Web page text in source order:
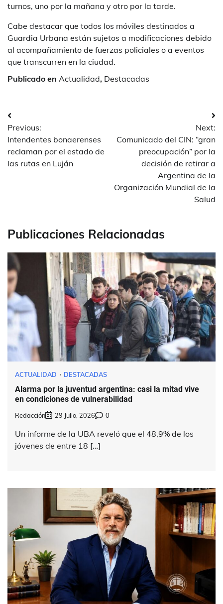
turnos, uno por la mañana y otro por la tarde.
Cabe destacar que todos los móviles destinados a
Guardia Urbana están sujetos a modificaciones debido
al acompañamiento de fuerzas policiales o a eventos
que transcurren en la ciudad.
Publicado en Actualidad, Destacadas
Navegación
de
entradas
Previous:
Intendentes bonaerenses
reclaman por el estado de
las rutas en Luján
Next:
Comunicado del CIN: “gran
preocupación” por la
decisión de retirar a
Argentina de la
Organización Mundial de la
Salud
Publicaciones Relacionadas
ACTUALIDAD DESTACADAS
Alarma por la juventud argentina: casi la mitad vive
en condiciones de vulnerabilidad
Redacción 29 Julio, 2026 0
Un informe de la UBA reveló que el 48,9% de los
jóvenes de entre 18 […]